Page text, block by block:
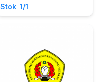
Malaysia
Stok: 1/1